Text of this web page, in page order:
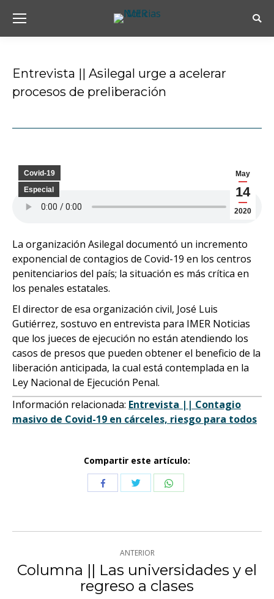
Entrevista || Asilegal urge a acelerar
procesos de preliberación
May
14
2020
Covid-19
Especial
La organización Asilegal documentó un incremento
exponencial de contagios de Covid-19 en los centros
penitenciarios del país; la situación es más crítica en
los penales estatales.
El director de esa organización civil, José Luis
Gutiérrez, sostuvo en entrevista para IMER Noticias
que los jueces de ejecución no están atendiendo los
casos de presos que pueden obtener el beneficio de la
liberación anticipada, la cual está contemplada en la
Ley Nacional de Ejecución Penal.
Información relacionada: Entrevista || Contagio
masivo de Covid-19 en cárceles, riesgo para todos
Compartir este artículo:
CompartirCompartirCompartir
Navegación
entre
ANTERIOR
Publicación
anterior:
Columna || Las universidades y el
regreso a clases